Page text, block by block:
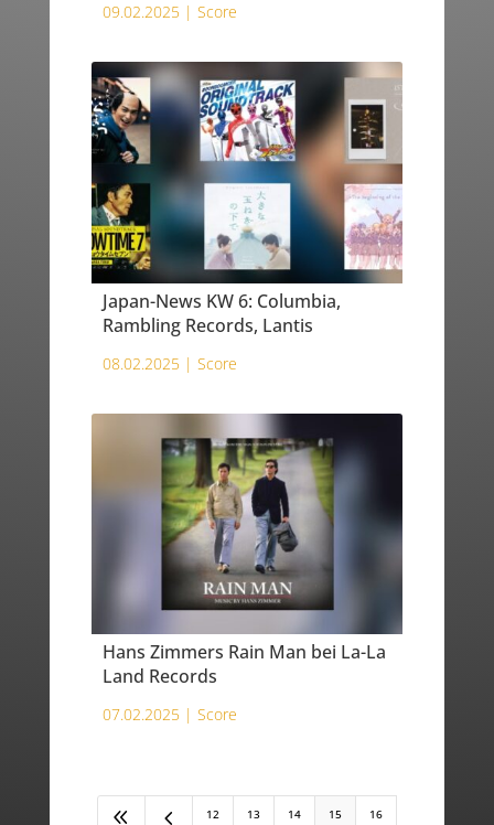
09.02.2025 | Score
Japan-News KW 6: Columbia,
Rambling Records, Lantis
08.02.2025 | Score
Hans Zimmers Rain Man bei La-La
Land Records
07.02.2025 | Score
8 4 12 13 14 15 16